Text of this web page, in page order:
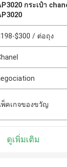
กระเป๋า
$300 / ต่อถุง
พ็คเกจของขวัญ
ดูเพิ่มเติม